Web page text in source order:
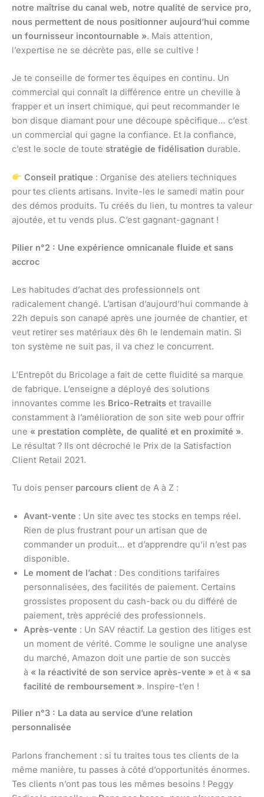
notre maîtrise du canal web, notre qualité de service pro,
nous permettent de nous positionner aujourd’hui comme
un fournisseur incontournable ». Mais attention,
l’expertise ne se décrète pas, elle se cultive !
Je te conseille de former tes équipes en continu. Un
commercial qui connaît la différence entre un cheville à
frapper et un insert chimique, qui peut recommander le
bon disque diamant pour une découpe spécifique… c’est
un commercial qui gagne la confiance. Et la confiance,
c’est le socle de toute stratégie de fidélisation durable.
Conseil pratique : Organise des ateliers techniques
pour tes clients artisans. Invite-les le samedi matin pour
des démos produits. Tu créés du lien, tu montres ta valeur
ajoutée, et tu vends plus. C’est gagnant-gagnant !
Pilier n°2 : Une expérience omnicanale fluide et sans
accroc
Les habitudes d’achat des professionnels ont
radicalement changé. L’artisan d’aujourd’hui commande à
22h depuis son canapé après une journée de chantier, et
veut retirer ses matériaux dès 6h le lendemain matin. Si
ton système ne suit pas, il va chez le concurrent.
L’Entrepôt du Bricolage a fait de cette fluidité sa marque
de fabrique. L’enseigne a déployé des solutions
innovantes comme les Brico-Retraits et travaille
constamment à l’amélioration de son site web pour offrir
une « prestation complète, de qualité et en proximité ».
Le résultat ? Ils ont décroché le Prix de la Satisfaction
Client Retail 2021.
Tu dois penser parcours client de A à Z :
Avant-vente : Un site avec tes stocks en temps réel.
Rien de plus frustrant pour un artisan que de
commander un produit… et d’apprendre qu’il n’est pas
disponible.
Le moment de l’achat : Des conditions tarifaires
personnalisées, des facilités de paiement. Certains
grossistes proposent du cash-back ou du différé de
paiement, très apprécié des professionnels.
Après-vente : Un SAV réactif. La gestion des litiges est
un moment de vérité. Comme le souligne une analyse
du marché, Amazon doit une partie de son succès
à « la réactivité de son service après-vente » et à « sa
facilité de remboursement ». Inspire-t’en !
Pilier n°3 : La data au service d’une relation
personnalisée
Parlons franchement : si tu traites tous tes clients de la
même manière, tu passes à côté d’opportunités énormes.
Tes clients n’ont pas tous les mêmes besoins ! Peggy